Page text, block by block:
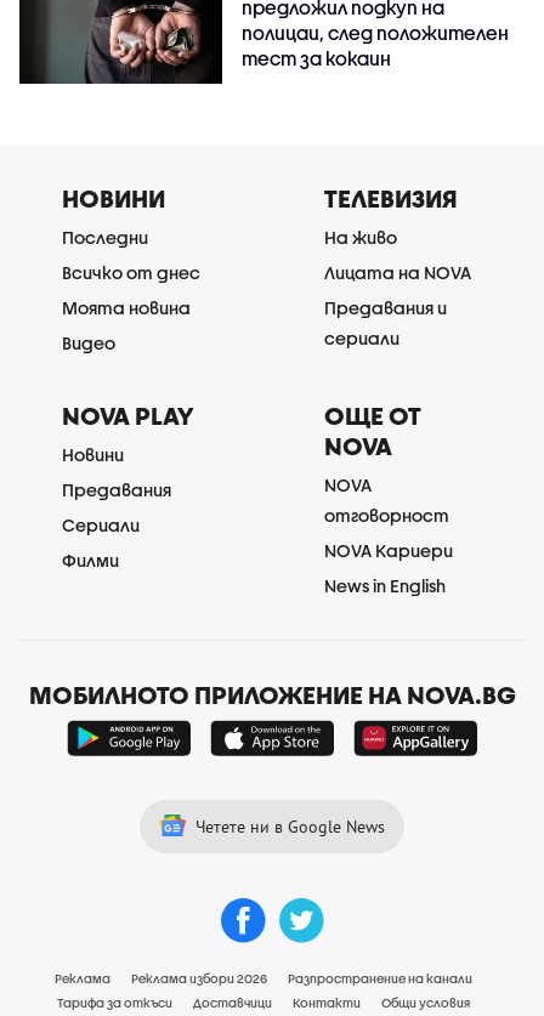
предложил подкуп на
полицаи, след положителен
тест за кокаин
НОВИНИ
Последни
Всичко от днес
Моята новина
Видео
ТЕЛЕВИЗИЯ
На живо
Лицата на NOVA
Предавания и
сериали
NOVA PLAY
Новини
Предавания
Сериали
Филми
ОЩЕ ОТ
NOVA
NOVA
отговорност
NOVA Кариери
News in English
МОБИЛНОТО ПРИЛОЖЕНИЕ НА NOVA.BG
Четете ни в Google News
Реклама Реклама избори 2026
Разпространение на канали
Тарифа за откъси
Доставчици Контакти Общи условия